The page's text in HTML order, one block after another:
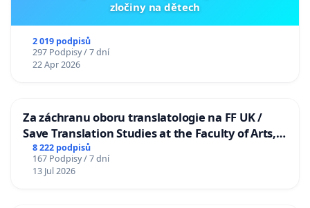
zločiny na dětech
2 019 podpisů
297 Podpisy / 7 dní
22 Apr 2026
Za záchranu oboru translatologie na FF UK /
Save Translation Studies at the Faculty of Arts,
Charles University
8 222 podpisů
167 Podpisy / 7 dní
13 Jul 2026